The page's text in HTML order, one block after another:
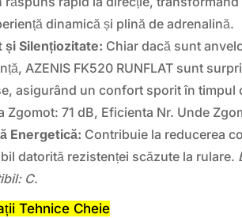
dinamică și plină de adrenalină.
și Silențiozitate: Chiar dacă sunt
AZENIS FK520 RUNFLAT sunt
asigurând un confort sporit în timpul
Zgomot: 71 dB, Eficienta Nr. Unde
Energetică: Contribuie la reducerea
datorită rezistenței scăzute la rulare.
C.
Tehnice Cheie